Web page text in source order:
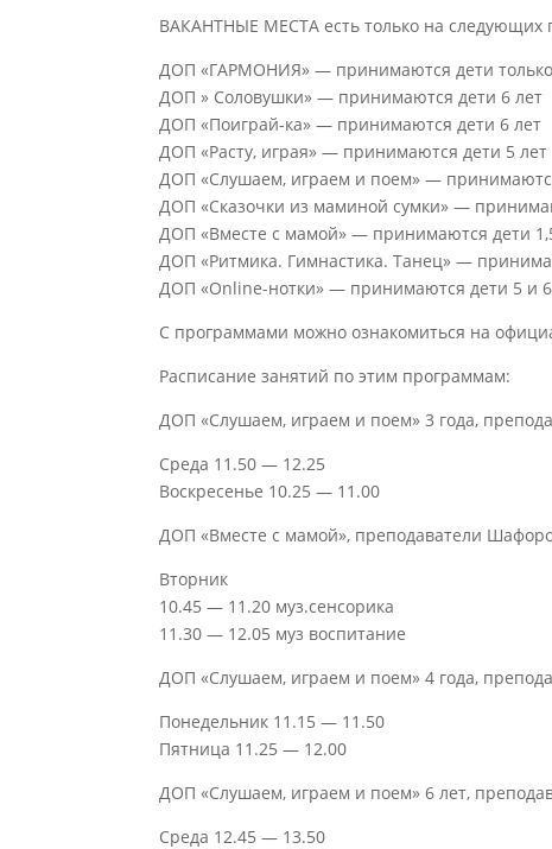
ВАКАНТНЫЕ МЕСТА есть только на следующих
ДОП «ГАРМОНИЯ» — принимаются дети
ДОП » Соловушки» — принимаются дети 6 лет
ДОП «Поиграй-ка» — принимаются дети 6 лет
ДОП «Расту, играя» — принимаются дети 5 лет
ДОП «Слушаем, играем и поем» —
ДОП «Сказочки из маминой сумки» —
ДОП «Вместе с мамой» — принимаются дети
ДОП «Ритмика. Гимнастика. Танец» —
ДОП «Online-нотки» — принимаются дети 5 и
С программами можно ознакомиться на
Расписание занятий по этим программам:
ДОП «Слушаем, играем и поем» 3 года,
Среда 11.50 — 12.25
Воскресенье 10.25 — 11.00
ДОП «Вместе с мамой», преподаватели
Вторник
10.45 — 11.20 муз.сенсорика
11.30 — 12.05 муз воспитание
ДОП «Слушаем, играем и поем» 4 года,
Понедельник 11.15 — 11.50
Пятница 11.25 — 12.00
ДОП «Слушаем, играем и поем» 6 лет,
Среда 12.45 — 13.50